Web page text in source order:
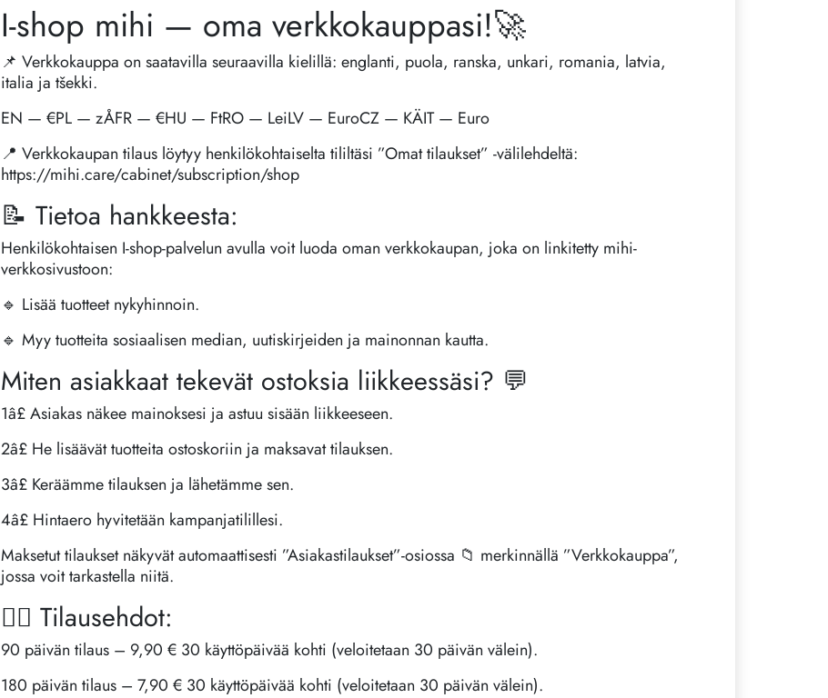
I-shop mihi — oma verkkokauppasi!🚀
📌 Verkkokauppa on saatavilla seuraavilla kielillä: englanti, puola, ranska, unkari, romania, latvia,
italia ja tšekki.
EN — €PL — zÅFR — €HU — FtRO — LeiLV — EuroCZ — KÄIT — Euro
📍 Verkkokaupan tilaus löytyy henkilökohtaiselta tililtäsi ”Omat tilaukset” -välilehdeltä:
https://mihi.care/cabinet/subscription/shop
📝 Tietoa hankkeesta:
Henkilökohtaisen I-shop-palvelun avulla voit luoda oman verkkokaupan, joka on linkitetty mihi-
verkkosivustoon:
🔹 Lisää tuotteet nykyhinnoin.
🔹 Myy tuotteita sosiaalisen median, uutiskirjeiden ja mainonnan kautta.
Miten asiakkaat tekevät ostoksia liikkeessäsi? 💬
1️â£ Asiakas näkee mainoksesi ja astuu sisään liikkeeseen.
2️â£ He lisäävät tuotteita ostoskoriin ja maksavat tilauksen.
3️â£ Keräämme tilauksen ja lähetämme sen.
4️â£ Hintaero hyvitetään kampanjatilillesi.
Maksetut tilaukset näkyvät automaattisesti ”Asiakastilaukset”-osiossa 📁 merkinnällä ”Verkkokauppa”,
jossa voit tarkastella niitä.
✍🏻 Tilausehdot:
90 päivän tilaus – 9,90 € 30 käyttöpäivää kohti (veloitetaan 30 päivän välein).
180 päivän tilaus – 7,90 € 30 käyttöpäivää kohti (veloitetaan 30 päivän välein).